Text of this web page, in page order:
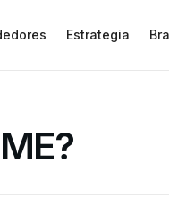
Estrategia